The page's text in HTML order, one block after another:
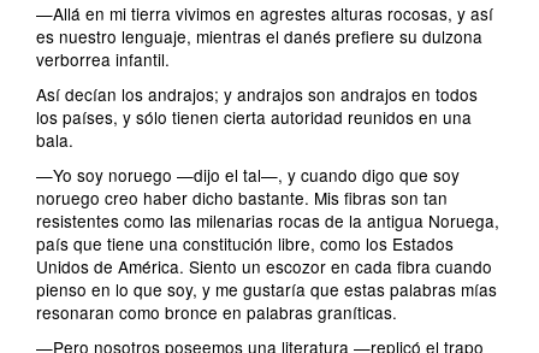
—Allá en mi tierra vivimos en agrestes alturas rocosas, y así
es nuestro lenguaje, mientras el danés prefiere su dulzona
verborrea infantil.
Así decían los andrajos; y andrajos son andrajos en todos
los países, y sólo tienen cierta autoridad reunidos en una
bala.
—Yo soy noruego —dijo el tal—, y cuando digo que soy
noruego creo haber dicho bastante. Mis fibras son tan
resistentes como las milenarias rocas de la antigua Noruega,
país que tiene una constitución libre, como los Estados
Unidos de América. Siento un escozor en cada fibra cuando
pienso en lo que soy, y me gustaría que estas palabras mías
resonaran como bronce en palabras graníticas.
—Pero nosotros poseemos una literatura —replicó el trapo